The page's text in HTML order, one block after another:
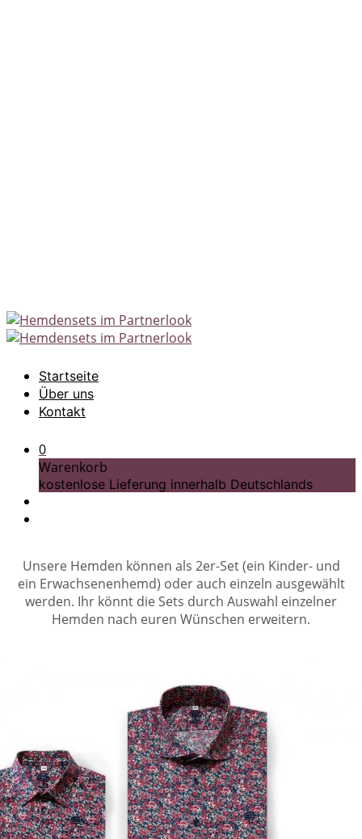
Startseite
Über uns
Kontakt
0
Warenkorb
kostenlose Lieferung innerhalb Deutschlands
Unsere Hemden können als 2er-Set (ein Kinder- und
ein Erwachsenenhemd) oder auch einzeln ausgewählt
werden. Ihr könnt die Sets durch Auswahl einzelner
Hemden nach euren Wünschen erweitern.